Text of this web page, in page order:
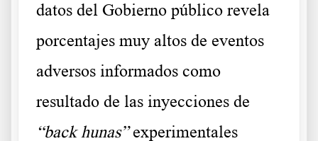
datos del Gobierno público revela
porcentajes muy altos de eventos
adversos informados como
resultado de las inyecciones de
“back hunas”experimentales